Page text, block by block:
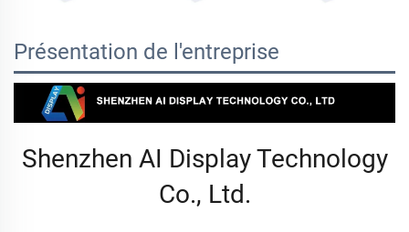
Présentation de l'entreprise
Shenzhen AI Display Technology
Co., Ltd.